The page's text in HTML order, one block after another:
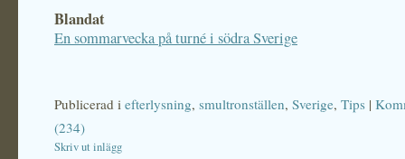
Blandat
En sommarvecka på turné i södra Sverige
Publicerad i efterlysning, smultronställen, Sverige, Tips |
(234)
Skriv ut inlägg